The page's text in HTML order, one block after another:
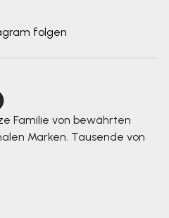
folgen
Familie von bewährten
Marken. Tausende von